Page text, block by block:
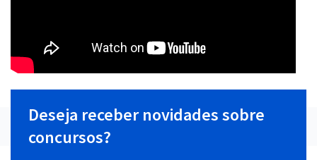
Deseja receber novidades sobre
concursos?